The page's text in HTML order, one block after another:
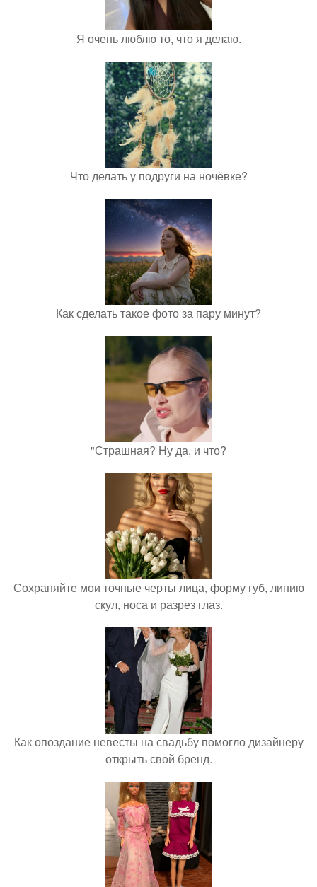
Я очень люблю то, что я делаю.
Что делать у подруги на ночёвке?
Как сделать такое фото за пару минут?
"Страшная? Ну да, и что?
Сохраняйте мои точные черты лица, форму губ, линию
скул, носа и разрез глаз.
Как опоздание невесты на свадьбу помогло дизайнеру
открыть свой бренд.